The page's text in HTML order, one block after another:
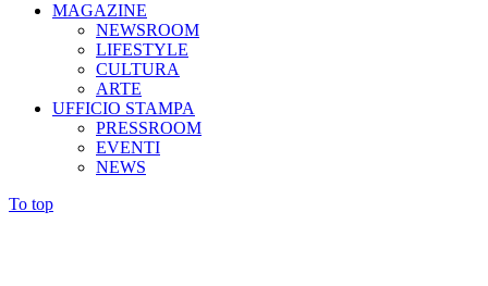
MAGAZINE
NEWSROOM
LIFESTYLE
CULTURA
ARTE
UFFICIO STAMPA
PRESSROOM
EVENTI
NEWS
To top